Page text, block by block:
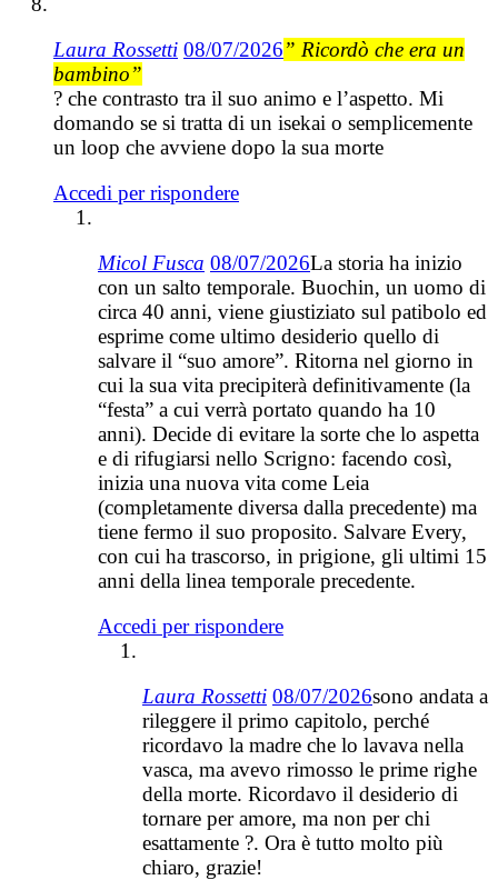
Laura Rossetti 08/07/2026” Ricordò che era un
bambino”
? che contrasto tra il suo animo e l’aspetto. Mi
domando se si tratta di un isekai o semplicemente
un loop che avviene dopo la sua morte
Accedi per rispondere
Micol Fusca 08/07/2026La storia ha inizio
con un salto temporale. Buochin, un uomo di
circa 40 anni, viene giustiziato sul patibolo ed
esprime come ultimo desiderio quello di
salvare il “suo amore”. Ritorna nel giorno in
cui la sua vita precipiterà definitivamente (la
“festa” a cui verrà portato quando ha 10
anni). Decide di evitare la sorte che lo aspetta
e di rifugiarsi nello Scrigno: facendo così,
inizia una nuova vita come Leia
(completamente diversa dalla precedente) ma
tiene fermo il suo proposito. Salvare Every,
con cui ha trascorso, in prigione, gli ultimi 15
anni della linea temporale precedente.
Accedi per rispondere
Laura Rossetti 08/07/2026sono andata a
rileggere il primo capitolo, perché
ricordavo la madre che lo lavava nella
vasca, ma avevo rimosso le prime righe
della morte. Ricordavo il desiderio di
tornare per amore, ma non per chi
esattamente ?. Ora è tutto molto più
chiaro, grazie!